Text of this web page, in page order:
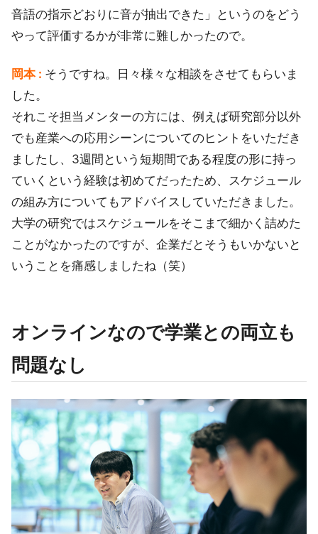
音語の指示どおりに音が抽出できた」というのをどう
やって評価するかが非常に難しかったので。
岡本 : そうですね。日々様々な相談をさせてもらいま
した。
それこそ担当メンターの方には、例えば研究部分以外
でも産業への応用シーンについてのヒントをいただき
ましたし、3週間という短期間である程度の形に持っ
ていくという経験は初めてだったため、スケジュール
の組み方についてもアドバイスしていただきました。
大学の研究ではスケジュールをそこまで細かく詰めた
ことがなかったのですが、企業だとそうもいかないと
いうことを痛感しましたね（笑）
オンラインなので学業との両立も
問題なし